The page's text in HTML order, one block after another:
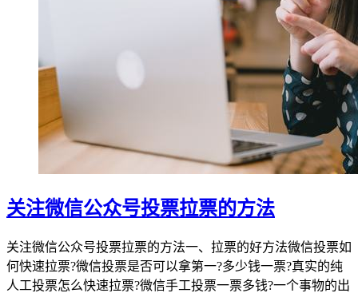
关注微信公众号投票拉票的方法
关注微信公众号投票拉票的方法一、拉票的好方法微信投票如
何快速拉票?微信投票是否可以拿第一?多少钱一票?真实的纯
人工投票怎么快速拉票?微信手工投票一票多钱?一个事物的出